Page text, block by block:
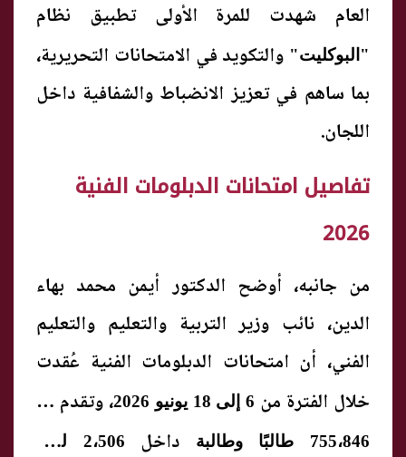
العام شهدت للمرة الأولى تطبيق نظام
"البوكليت" والتكويد في الامتحانات التحريرية،
بما ساهم في تعزيز الانضباط والشفافية داخل
اللجان.
تفاصيل امتحانات الدبلومات الفنية
2026
من جانبه، أوضح الدكتور أيمن محمد بهاء
الدين، نائب وزير التربية والتعليم والتعليم
الفني، أن امتحانات الدبلومات الفنية عُقدت
خلال الفترة من 6 إلى 18 يونيو 2026 ، وتقدم لها
755،846 طالبًا وطالبة داخل 2،506 لجنة